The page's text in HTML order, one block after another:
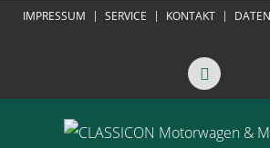
IMPRESSUM SERVICE KONTAKT